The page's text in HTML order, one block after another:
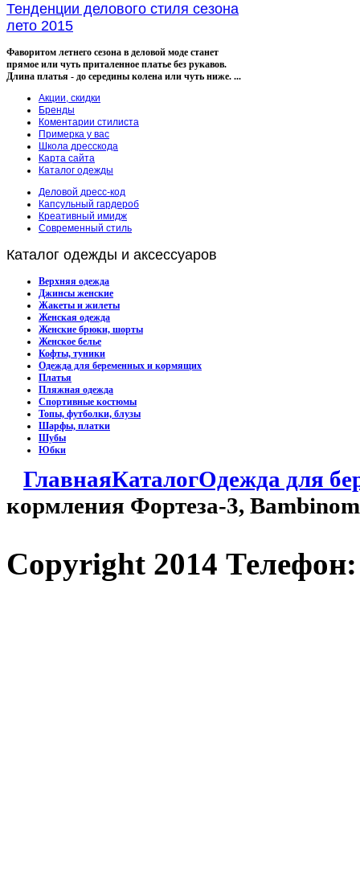
Тенденции делового стиля сезона
лето 2015
Фаворитом летнего сезона в деловой моде станет
прямое или чуть приталенное платье без рукавов.
Длина платья - до середины колена или чуть ниже. ...
Акции, скидки
Бренды
Коментарии стилиста
Примерка у вас
Школа дресскода
Карта сайта
Каталог одежды
Деловой дресс-код
Капсульный гардероб
Креативный имидж
Современный стиль
Каталог одежды и аксессуаров
Верхняя одежда
Джинсы женские
Жакеты и жилеты
Женская одежда
Женские брюки, шорты
Женское белье
Кофты, туники
Одежда для беременных и кормящих
Платья
Пляжная одежда
Спортивные костюмы
Топы, футболки, блузы
Шарфы, платки
Шубы
Юбки
ГлавнаяКаталогОдежда для
кормления Фортеза-3,
Copyright 2014 Телефон: